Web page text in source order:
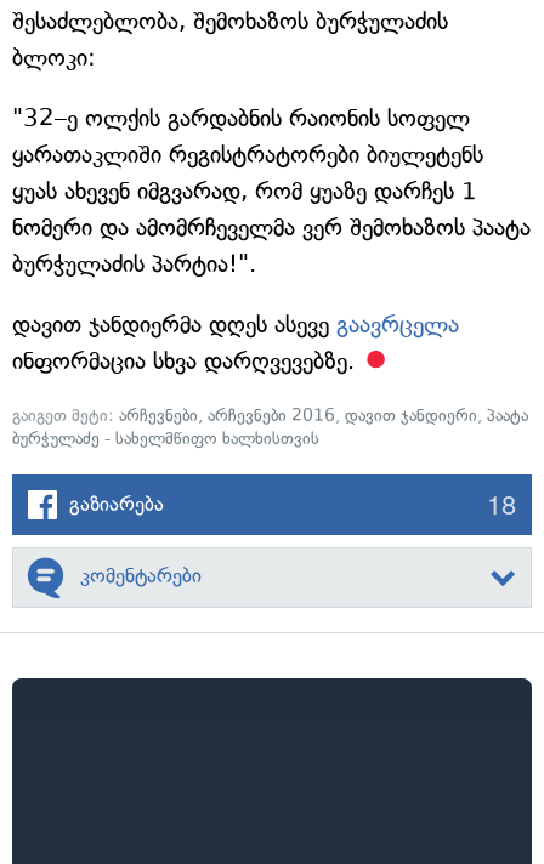
შესაძლებლობა, შემოხაზოს ბურჭულაძის
ბლოკი:
"32–ე ოლქის გარდაბნის რაიონის სოფელ
ყარათაკლიში რეგისტრატორები ბიულეტენს
ყუას ახევენ იმგვარად, რომ ყუაზე დარჩეს 1
ნომერი და ამომრჩეველმა ვერ შემოხაზოს პაატა
ბურჭულაძის პარტია!".
დავით ჯანდიერმა დღეს ასევე გაავრცელა
ინფორმაცია სხვა დარღვევებზე.
გაიგეთ მეტი: არჩევნები, არჩევნები 2016, დავით ჯანდიერი, პაატა
ბურჭულაძე - სახელმწიფო ხალხისთვის
გაზიარება 18
კომენტარები